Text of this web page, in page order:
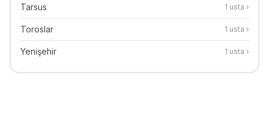
Tarsus 1 usta ›
Toroslar 1 usta ›
Yenişehir 1 usta ›